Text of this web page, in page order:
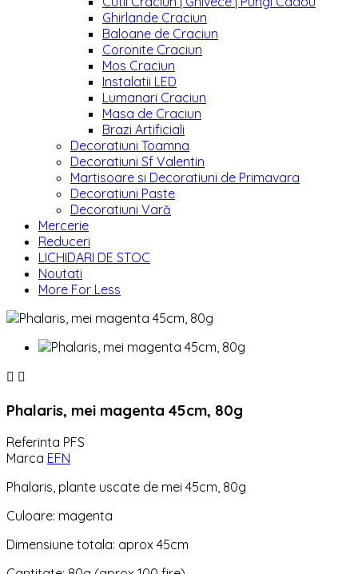
Ghirlande Craciun
Baloane de Craciun
Coronite Craciun
Mos Craciun
Instalatii LED
Lumanari Craciun
Masa de Craciun
Brazi Artificiali
Decoratiuni Toamna
Decoratiuni Sf Valentin
Martisoare si Decoratiuni de Primavara
Decoratiuni Paste
Decoratiuni Vară
Mercerie
Reduceri
LICHIDARI DE STOC
Noutati
More For Less
 
Phalaris, mei magenta 45cm, 80g
Referinta PFS
Marca EFN
Phalaris, plante uscate de mei 45cm, 80g
Culoare: magenta
Dimensiune totala: aprox 45cm